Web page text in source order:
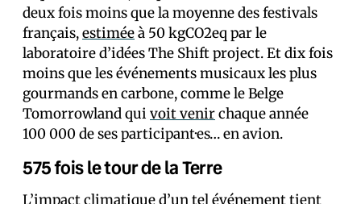
deux fois moins que la moyenne des festivals
français,estiméeà 50 kgCO2eq par le
laboratoire d’idées The Shift project. Et dix fois
moins que les événements musicaux les plus
gourmands en carbone, comme le Belge
Tomorrowland qui voit venirchaque année
100 000 de ses participant·es… en avion.
575 fois le tour de la Terre
L’impact climatique d’un tel événement tient